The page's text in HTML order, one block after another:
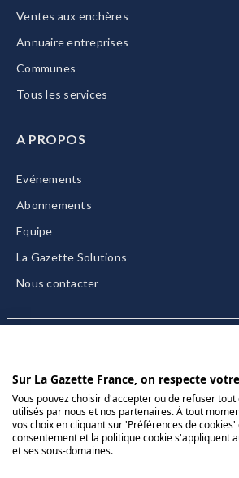
Ventes aux enchères
Annuaire entreprises
Communes
Tous les services
A PROPOS
Evénements
Abonnements
Equipe
La Gazette Solutions
Nous contacter
CGU/CGV
Données personnelles
Charte sur les cookies
Sur La Gazette France, on respecte
Vous pouvez choisir d'accepter ou de refuser
utilisés par nous et nos partenaires. À tout
vos choix en cliquant sur 'Préférences de
consentement et la politique cookie s'appliquent
et ses sous-domaines.